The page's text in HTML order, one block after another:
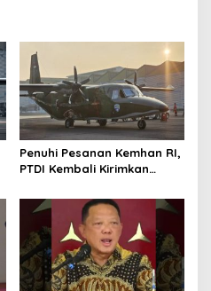
Penuhi Pesanan Kemhan RI,
PTDI Kembali Kirimkan
Pangkalan TNI AU